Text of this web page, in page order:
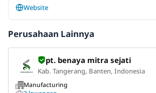
Website
Perusahaan Lainnya
pt. benaya mitra sejati
Kab. Tangerang, Banten, Indonesia
Manufacturing